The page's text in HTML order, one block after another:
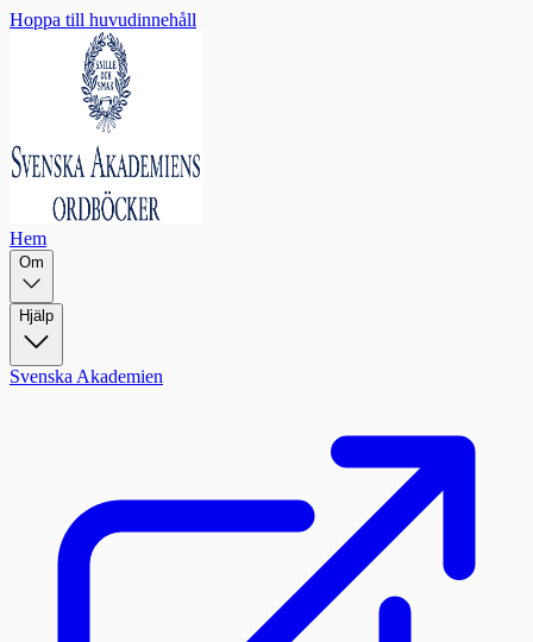
Hoppa till huvudinnehåll
Hem
Om
Hjälp
Svenska Akademien